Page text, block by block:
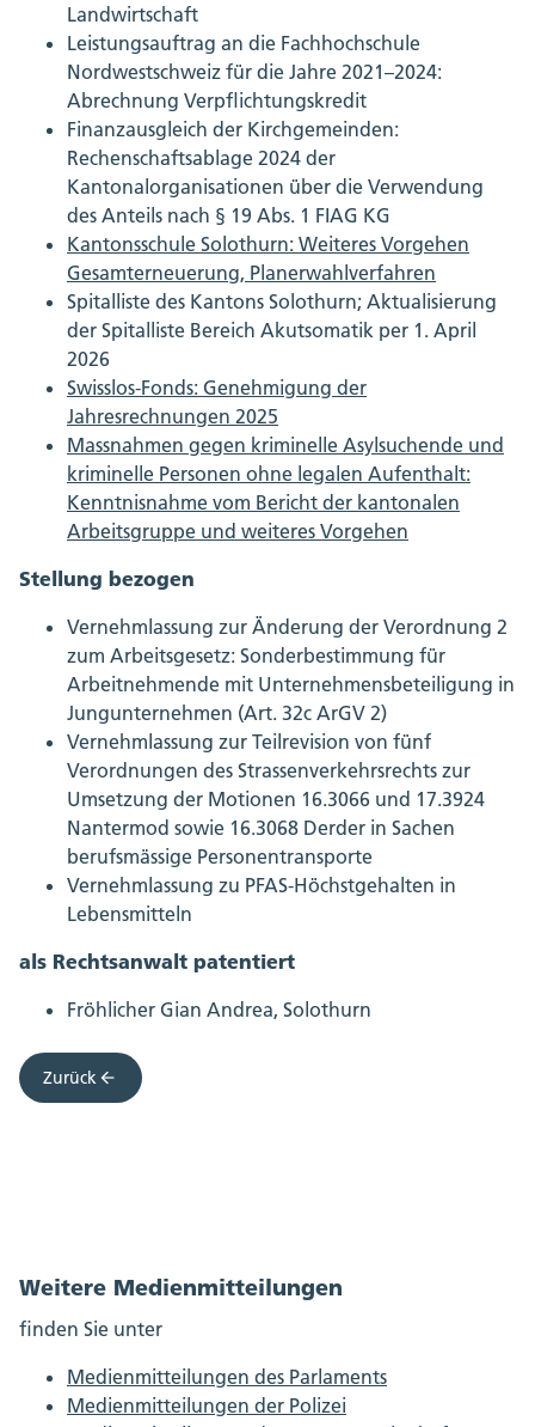
Landwirtschaft
Leistungsauftrag an die Fachhochschule
Nordwestschweiz für die Jahre 2021–2024:
Abrechnung Verpflichtungskredit
Finanzausgleich der Kirchgemeinden:
Rechenschaftsablage 2024 der
Kantonalorganisationen über die Verwendung
des Anteils nach § 19 Abs. 1 FIAG KG
Kantonsschule Solothurn: Weiteres Vorgehen
Gesamterneuerung, Planerwahlverfahren
Spitalliste des Kantons Solothurn; Aktualisierung
der Spitalliste Bereich Akutsomatik per 1. April
2026
Swisslos-Fonds: Genehmigung der
Jahresrechnungen 2025
Massnahmen gegen kriminelle Asylsuchende und
kriminelle Personen ohne legalen Aufenthalt:
Kenntnisnahme vom Bericht der kantonalen
Arbeitsgruppe und weiteres Vorgehen
Stellung bezogen
Vernehmlassung zur Änderung der Verordnung 2
zum Arbeitsgesetz: Sonderbestimmung für
Arbeitnehmende mit Unternehmensbeteiligung in
Jungunternehmen (Art. 32c ArGV 2)
Vernehmlassung zur Teilrevision von fünf
Verordnungen des Strassenverkehrsrechts zur
Umsetzung der Motionen 16.3066 und 17.3924
Nantermod sowie 16.3068 Derder in Sachen
berufsmässige Personentransporte
Vernehmlassung zu PFAS-Höchstgehalten in
Lebensmitteln
als Rechtsanwalt patentiert
Fröhlicher Gian Andrea, Solothurn
Zurück
Weitere Medienmitteilungen
finden Sie unter
Medienmitteilungen des Parlaments
Medienmitteilungen der Polizei